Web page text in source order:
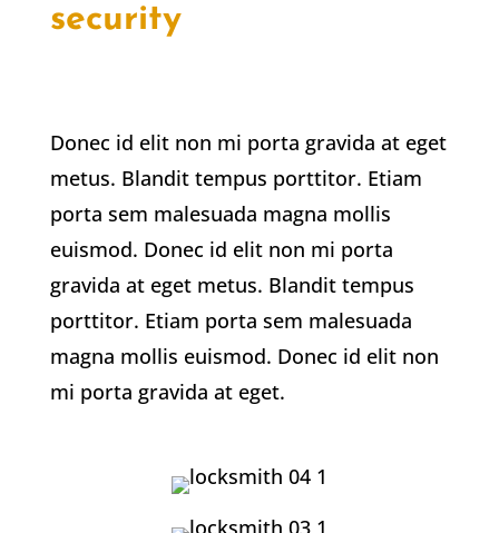
security
Donec id elit non mi porta gravida at eget
metus. Blandit tempus porttitor. Etiam
porta sem malesuada magna mollis
euismod. Donec id elit non mi porta
gravida at eget metus. Blandit tempus
porttitor. Etiam porta sem malesuada
magna mollis euismod. Donec id elit non
mi porta gravida at eget.